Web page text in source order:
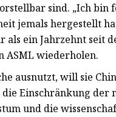
sind. „Ich bin
jemals hergestellt
ein Jahrzehnt seit
ASML wiederholen.
ausnutzt, will sie
Einschränkung der
und die